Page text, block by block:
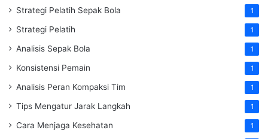
Strategi Pelatih Sepak Bola 1
Strategi Pelatih 1
Analisis Sepak Bola 1
Konsistensi Pemain 1
Analisis Peran Kompaksi Tim 1
Tips Mengatur Jarak Langkah 1
Cara Menjaga Kesehatan 1